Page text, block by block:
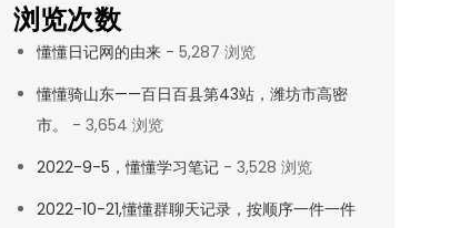
浏览次数
懂懂日记网的由来- 5,287 浏览
懂懂骑山东——百日百县第43站，潍坊市高密
市。
- 3,654 浏览
2022-9-5，懂懂学习笔记- 3,528 浏览
2022-10-21,懂懂群聊天记录，按顺序一件一件